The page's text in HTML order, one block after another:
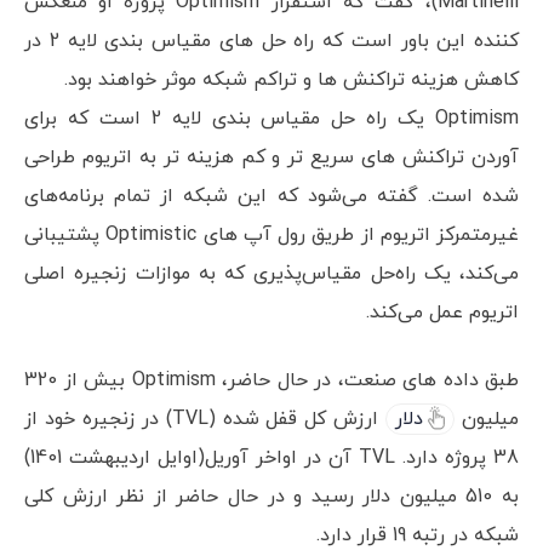
کننده این باور است که راه حل های مقیاس بندی لایه 2 در
کاهش هزینه تراکنش ها و تراکم شبکه موثر خواهند بود.
Optimism یک راه حل مقیاس بندی لایه 2 است که برای
آوردن تراکنش های سریع تر و کم هزینه تر به اتریوم طراحی
شده است. گفته می‌شود که این شبکه از تمام برنامه‌های
غیرمتمرکز اتریوم از طریق رول آپ های Optimistic پشتیبانی
می‌کند، یک راه‌حل مقیاس‌پذیری که به موازات زنجیره اصلی
اتریوم عمل می‌کند.
طبق داده های صنعت، در حال حاضر، Optimism بیش از 320
میلیون
دلار
ارزش کل قفل شده (TVL) در زنجیره خود از
38 پروژه دارد. TVL آن در اواخر آوریل(اوایل اردیبهشت 1401)
به 510 میلیون دلار رسید و در حال حاضر از نظر ارزش کلی
شبکه در رتبه 19 قرار دارد.